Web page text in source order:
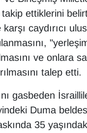
takip ettiklerini
caydırıcı
ve onlara
talep etti.
gasbeden
Duma
35